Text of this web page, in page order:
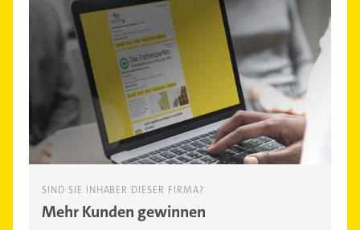
SIND SIE INHABER DIESER FIRMA?
Mehr Kunden gewinnen